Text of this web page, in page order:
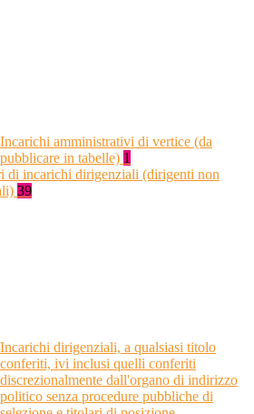
Incarichi amministrativi di vertice (da
pubblicare in tabelle) 1
di incarichi dirigenziali (dirigenti non
39
Incarichi dirigenziali, a qualsiasi titolo
conferiti, ivi inclusi quelli conferiti
discrezionalmente dall'organo di indirizzo
politico senza procedure pubbliche di